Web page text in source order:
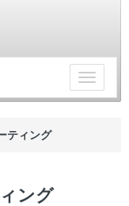
チ
ー
ティング
ング